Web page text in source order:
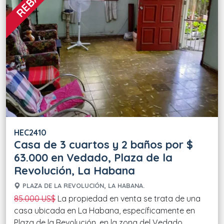
HEC2410
Casa de 3 cuartos y 2 baños por $
63.000 en Vedado, Plaza de la
Revolución, La Habana
PLAZA DE LA REVOLUCIÓN, LA HABANA.
85.000 US$ La propiedad en venta se trata de una
casa ubicada en La Habana, específicamente en